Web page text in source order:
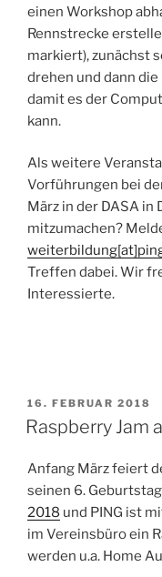
einen Workshop
Rennstrecke
markiert), zunächst
drehen und dann
damit es der
kann.
Als weitere
Vorführungen bei
März in der DASA
mitzumachen?
Treffen dabei. Wir
Interessierte.
VERÖFFENTLICHT
AM
16. FEBRUAR 2018
Raspberry Jam
Anfang März feiert
seinen 6.
2018 und PING ist
im Vereinsbüro ein
werden u.a. Home